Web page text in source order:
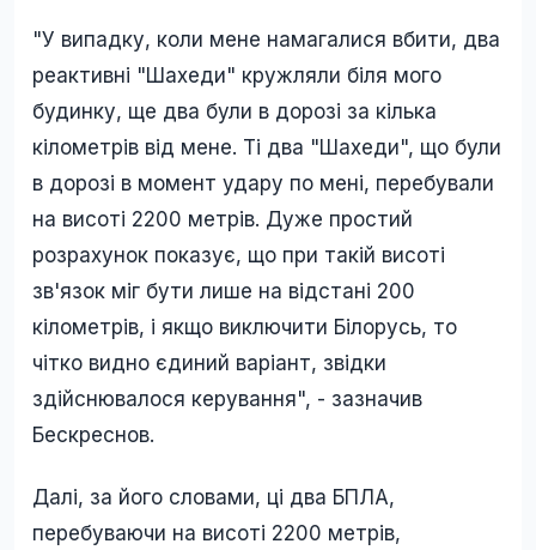
"У випадку, коли мене намагалися вбити, два
реактивні "Шахеди" кружляли біля мого
будинку, ще два були в дорозі за кілька
кілометрів від мене. Ті два "Шахеди", що були
в дорозі в момент удару по мені, перебували
на висоті 2200 метрів. Дуже простий
розрахунок показує, що при такій висоті
зв'язок міг бути лише на відстані 200
кілометрів, і якщо виключити Білорусь, то
чітко видно єдиний варіант, звідки
здійснювалося керування", - зазначив
Бескреснов.
Далі, за його словами, ці два БПЛА,
перебуваючи на висоті 2200 метрів,